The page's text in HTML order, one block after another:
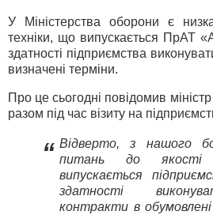
У Міністерства оборони є
техніки, що випускається ПрАТ
здатності підприємства
визначені терміни.
Про це сьогодні повідомив
разом під час візиту на
“ Відверто, з нашого
питань до якості
випускається
здатності
контракти в